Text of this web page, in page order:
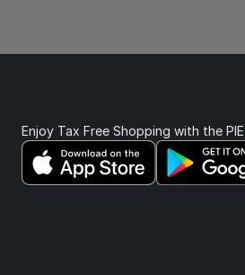
Enjoy Tax Free Shopping with the